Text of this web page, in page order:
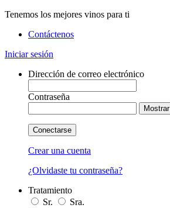
Tenemos los mejores vinos para ti
Contáctenos
Iniciar sesión
Dirección de correo electrónico
Contraseña
Mostrar
Conectarse
Crear una cuenta
¿Olvidaste tu contraseña?
Tratamiento
Sr.
Sra.